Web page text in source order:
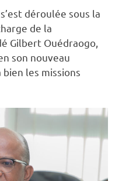
déroulée sous la
de la
Gilbert Ouédraogo,
son nouveau
les missions